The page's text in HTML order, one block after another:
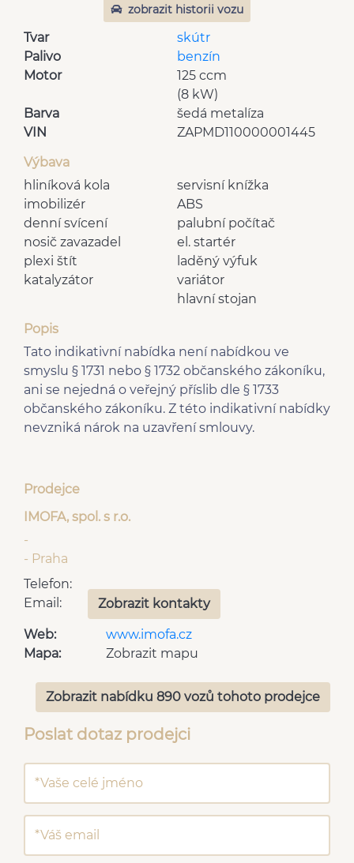
zobrazit historii vozu
Tvar
skútr
Palivo
benzín
Motor
125 ccm
(8 kW)
Barva
šedá metalíza
VIN
ZAPMD110000001445
Výbava
servisní knížka
hliníková kola
ABS
imobilizér
palubní počítač
denní svícení
el. startér
nosič zavazadel
laděný výfuk
plexi štít
variátor
katalyzátor
hlavní stojan
Popis
Tato indikativní nabídka není nabídkou ve
smyslu § 1731 nebo § 1732 občanského zákoníku,
ani se nejedná o veřejný příslib dle § 1733
občanského zákoníku. Z této indikativní nabídky
nevzniká nárok na uzavření smlouvy.
Prodejce
IMOFA, spol. s r.o.
-
- Praha
Telefon:
Email:
Zobrazit kontakty
Web:
www.imofa.cz
Mapa:
Zobrazit mapu
Zobrazit nabídku 890 vozů tohoto prodejce
Poslat dotaz prodejci